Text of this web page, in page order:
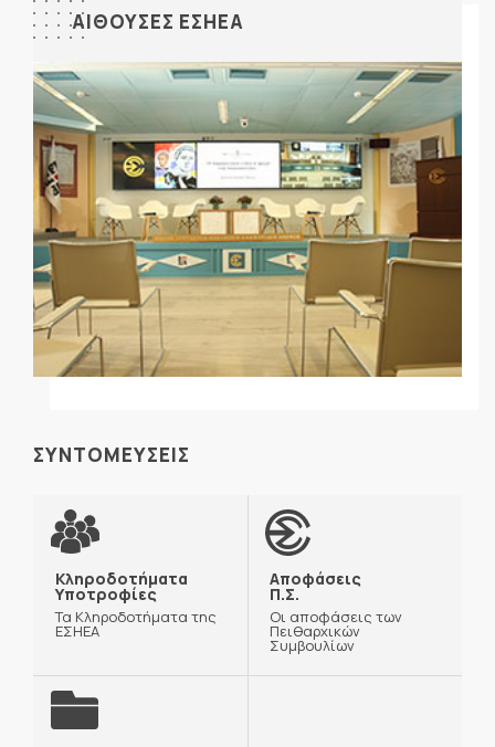
ΑΙΘΟΥΣΕΣ ΕΣΗΕΑ
ΣΥΝΤΟΜΕΥΣΕΙΣ
Κληροδοτήματα
Υποτροφίες
Τα Κληροδοτήματα της
ΕΣΗΕΑ
Αποφάσεις
Π.Σ.
Οι αποφάσεις των
Πειθαρχικών
Συμβουλίων